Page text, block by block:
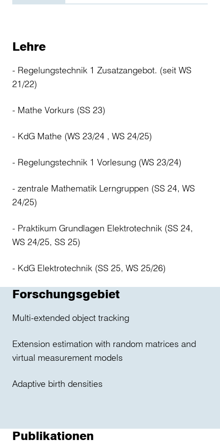
Thema: “Akustische Detektion von kleinen,
Bachelorstudium Elektro- und Informationstechnik
Lehre
- Regelungstechnik 1 Zusatzangebot. (seit WS
21/22)
- Mathe Vorkurs (SS 23)
- KdG Mathe (WS 23/24 , WS 24/25)
- Regelungstechnik 1 Vorlesung (WS 23/24)
- zentrale Mathematik Lerngruppen (SS 24, WS
24/25)
- Praktikum Grundlagen Elektrotechnik (SS 24,
WS 24/25, SS 25)
- KdG Elektrotechnik (SS 25, WS 25/26)
Forschungsgebiet
Multi-extended object tracking
Extension estimation with random matrices and
virtual measurement models
Adaptive birth densities
Publikationen